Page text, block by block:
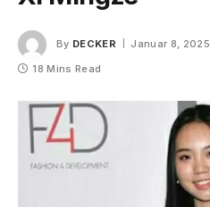
By DECKER Januar 8, 2025
18 Mins Read